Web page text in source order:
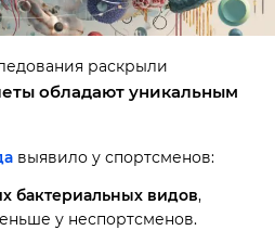
раскрыли
обладают уникальным
выявило у спортсменов:
видов,
у неспортсменов.